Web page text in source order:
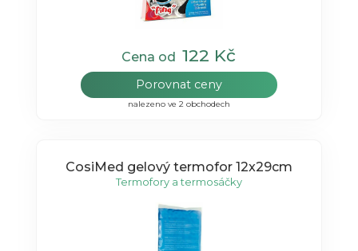
Cena od122 Kč
Porovnat ceny
nalezeno ve 2 obchodech
CosiMed gelový termofor 12x29cm
Termofory a termosáčky